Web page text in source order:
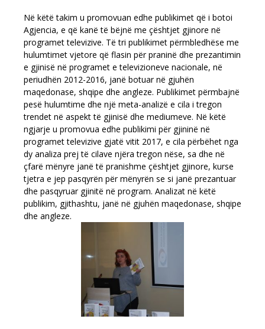
Në këtë takim u promovuan edhe publikimet që i botoi
Agjencia, e që kanë të bëjnë me çështjet gjinore në
programet televizive. Të tri publikimet përmbledhëse me
hulumtimet vjetore që flasin për praninë dhe prezantimin
e gjinisë në programet e televizioneve nacionale, në
periudhën 2012-2016, janë botuar në gjuhën
maqedonase, shqipe dhe angleze. Publikimet përmbajnë
pesë hulumtime dhe një meta-analizë e cila i tregon
trendet në aspekt të gjinisë dhe mediumeve. Në këtë
ngjarje u promovua edhe publikimi për gjininë në
programet televizive gjatë vitit 2017, e cila përbëhet nga
dy analiza prej të cilave njëra tregon nëse, sa dhe në
çfarë mënyre janë të pranishme çështjet gjinore, kurse
tjetra e jep pasqyrën për mënyrën se si janë prezantuar
dhe pasqyruar gjinitë në program. Analizat në këtë
publikim, gjithashtu, janë në gjuhën maqedonase, shqipe
dhe angleze.